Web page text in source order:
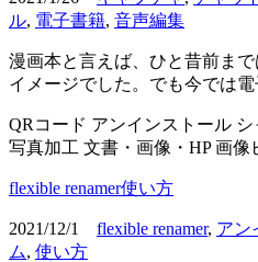
ル, 電子書籍, 音声編集
漫画本と言えば、ひと昔前ま
イメージでした。でも今では
QRコード アンインストール
写真加工 文書・画像・HP 画像
flexible renamer使い方
2021/12/1 flexible renamer, アン
ム, 使い方